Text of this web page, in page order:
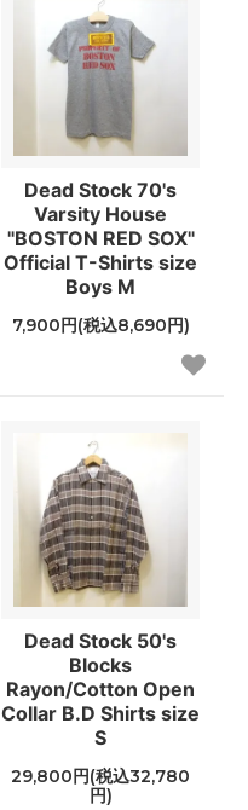
Dead Stock 70's
Varsity House
"BOSTON RED SOX"
Official T-Shirts size
Boys M
7,900円(税込8,690円)
Dead Stock 50's
Blocks
Rayon/Cotton Open
Collar B.D Shirts size
S
29,800円(税込32,780
円)